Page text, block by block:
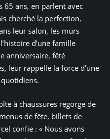
65 ans, en parlent avec
cherché la perfection,
leur salon, les murs
d’une famille
anniversaire, fêté
leur rappelle la force d’une
à chaussures regorge de
de fête, billets de
confie : « Nous avons